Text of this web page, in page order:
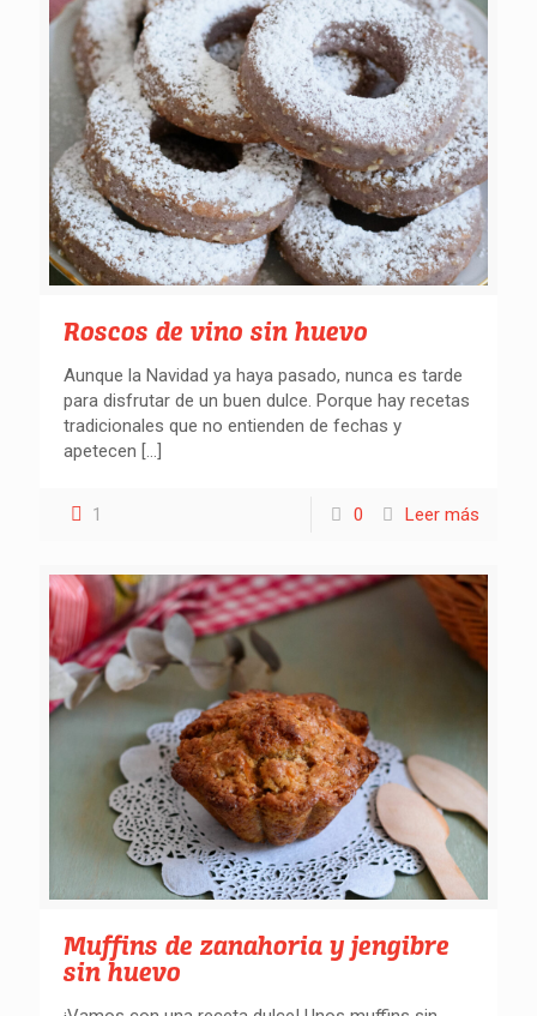
Roscos de vino sin huevo
Aunque la Navidad ya haya pasado, nunca es tarde
para disfrutar de un buen dulce. Porque hay recetas
tradicionales que no entienden de fechas y
apetecen […]
1 0 Leer más
Muffins de zanahoria y jengibre
sin huevo